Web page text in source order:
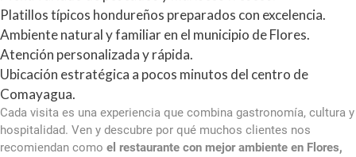
Platillos típicos hondureños preparados con excelencia.
Ambiente natural y familiar en el municipio de Flores.
Atención personalizada y rápida.
Ubicación estratégica a pocos minutos del centro de
Comayagua.
Cada visita es una experiencia que combina gastronomía, cultura y
hospitalidad. Ven y descubre por qué muchos clientes nos
recomiendan como el restaurante con mejor ambiente en Flores,